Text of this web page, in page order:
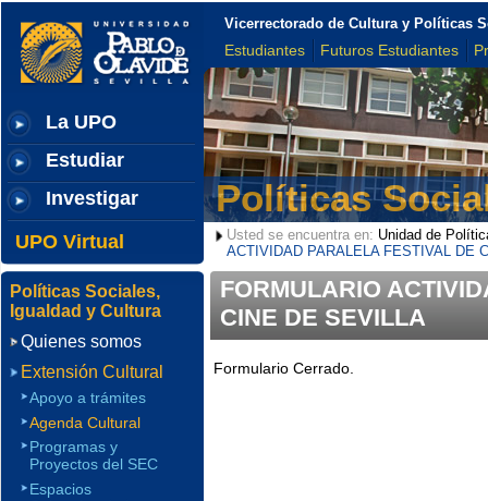
La UPO
Estudiar
Investigar
UPO Virtual
Vicerrectorado de Cultura y Políticas
Estudiantes Futuros Estudiantes
Políticas
Usted se encuentra en: Unidad de
ACTIVIDAD PARALELA FESTIVAL DE
FORMULARIO
CINE DE SEVILLA
Formulario Cerrado.
Políticas Sociales,
Igualdad y Cultura
Quienes somos
Extensión Cultural
Apoyo a trámites
Agenda Cultural
Programas y
Proyectos del SEC
Espacios